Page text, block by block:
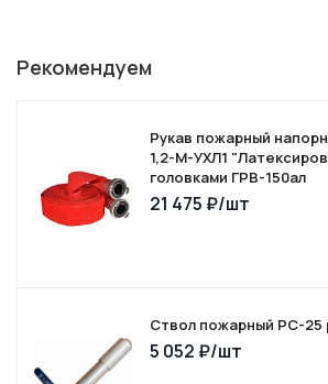
Рекомендуем
Рукав пожарный
1,2-М-УХЛ1
головками ГРВ-150ал
21 475 ₽/шт
Ствол пожарный РС-25
5 052 ₽/шт